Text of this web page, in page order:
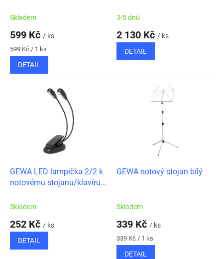
Skladem
599 Kč / ks
Měrná
cena:
599 Kč / 1 ks
DETAIL
3-5 dnů
2 130 Kč / ks
DETAIL
GEWA LED lampička 2/2 k
notovému stojanu/klavíru
Skladem
252 Kč / ks
DETAIL
GEWA notový stojan bílý
Skladem
339 Kč / ks
Měrná
cena:
339 Kč / 1 ks
DETAIL